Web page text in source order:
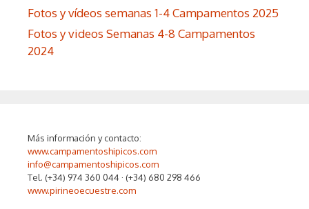
Fotos y vídeos semanas 1-4 Campamentos 2025
Fotos y videos Semanas 4-8 Campamentos
2024
Más información y contacto:
www.campamentoshipicos.com
info@campamentoshipicos.com
Tel. (+34) 974 360 044 · (+34) 680 298 466
www.pirineoecuestre.com